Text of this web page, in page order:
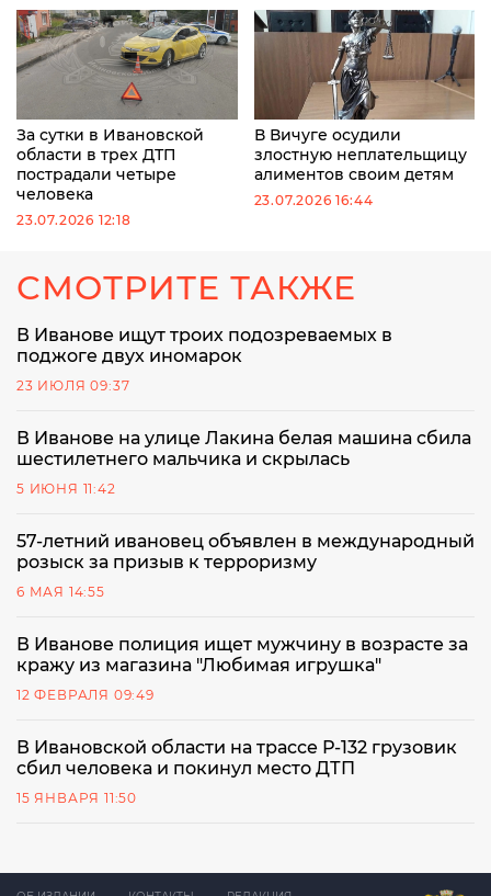
За сутки в Ивановской
области в трех ДТП
пострадали четыре
человека
23.07.2026 12:18
В Вичуге осудили
злостную неплательщицу
алиментов своим детям
23.07.2026 16:44
СМОТРИТЕ ТАКЖЕ
В Иванове ищут троих подозреваемых в
поджоге двух иномарок
23 ИЮЛЯ 09:37
В Иванове на улице Лакина белая машина сбила
шестилетнего мальчика и скрылась
5 ИЮНЯ 11:42
57-летний ивановец объявлен в международный
розыск за призыв к терроризму
6 МАЯ 14:55
В Иванове полиция ищет мужчину в возрасте за
кражу из магазина "Любимая игрушка"
12 ФЕВРАЛЯ 09:49
В Ивановской области на трассе Р-132 грузовик
сбил человека и покинул место ДТП
15 ЯНВАРЯ 11:50